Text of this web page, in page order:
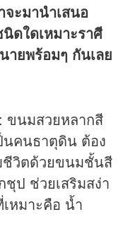
ะมานำเสนอ
ดใดเหมาะราศี
ายพร้อมๆ กันเลย
: ขนมสวยหลากสี
นคนธาตุดิน ต้อง
ชีวิตด้วยขนมชั้นสี
ชุป ช่วยเสริมสง่า
หมาะคือ น้ำ